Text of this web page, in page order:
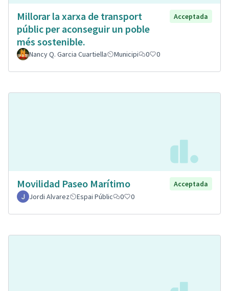
Millorar la xarxa de transport
públic per aconseguir un poble
més sostenible.
Acceptada
Nancy Q. Garcia Cuartiella Municipi 0 0
Movilidad Paseo Marítimo
Acceptada
Jordi Alvarez
Espai Públic 0 0